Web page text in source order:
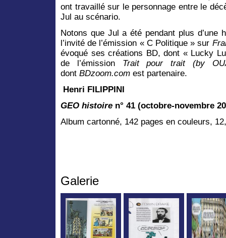
ont travaillé sur le personnage entre le
Jul au scénario.
Notons que Jul a été pendant plus d’une
l’invité de l’émission « C Politique » sur
évoqué ses créations BD, dont « Lucky
de l’émission Trait pour trait (by
dont BDzoom.com est partenaire.
Henri FILIPPINI
GEO histoire n° 41 (octobre-novembre
Album cartonné, 142 pages en couleurs,
Galerie